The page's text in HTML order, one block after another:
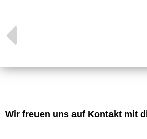
Wir freuen uns auf Kontakt mit